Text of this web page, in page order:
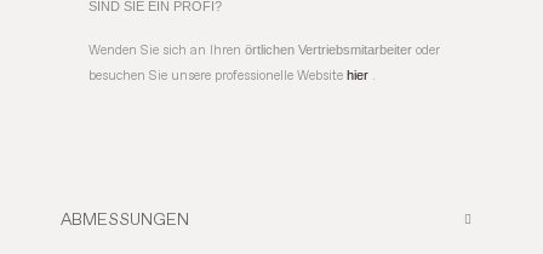
SIND SIE EIN PROFI?
Wenden Sie sich an Ihren örtlichen Vertriebsmitarbeiteroder
besuchen Sie unsere professionelle Website hier.
ABMESSUNGEN